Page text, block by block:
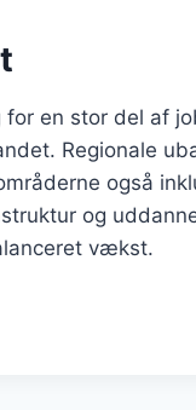
en stor del af
Regionale
også
og
vækst.